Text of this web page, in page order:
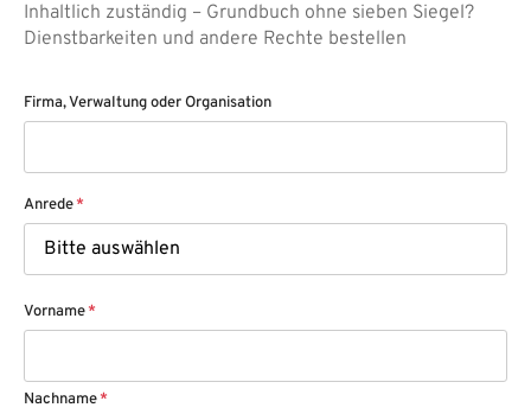
Inhaltlich zuständig – Grundbuch ohne sieben Siegel?
Dienstbarkeiten und andere Rechte bestellen
Firma, Verwaltung oder Organisation
Anrede*
Vorname*
Nachname*